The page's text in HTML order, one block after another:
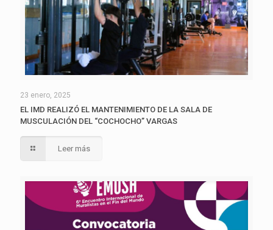
23 enero, 2025
EL IMD REALIZÓ EL MANTENIMIENTO DE LA SALA DE
MUSCULACIÓN DEL “COCHOCHO” VARGAS
Leer más